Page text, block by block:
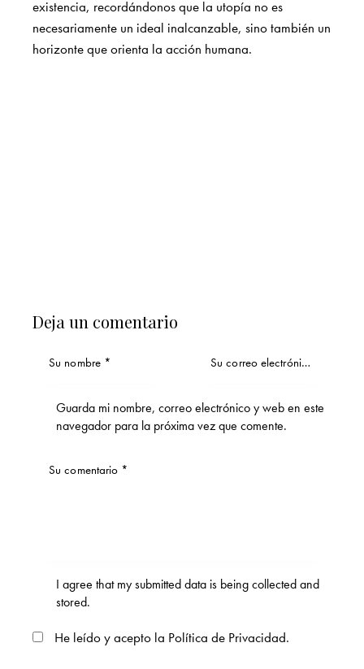
existencia, recordándonos que la utopía no es
necesariamente un ideal inalcanzable, sino también un
horizonte que orienta la acción humana.
Deja un comentario
Guarda mi nombre, correo electrónico y web en este
navegador para la próxima vez que comente.
I agree that my submitted data is being collected and
stored.
He leído y acepto la Política de Privacidad.